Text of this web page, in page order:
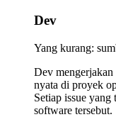
Dev
Yang kurang:
Dev
nyata di proyek
Setiap issue yang
software tersebut.